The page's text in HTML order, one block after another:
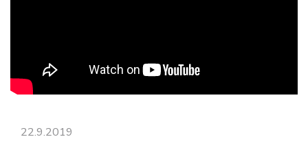
22.9.2019